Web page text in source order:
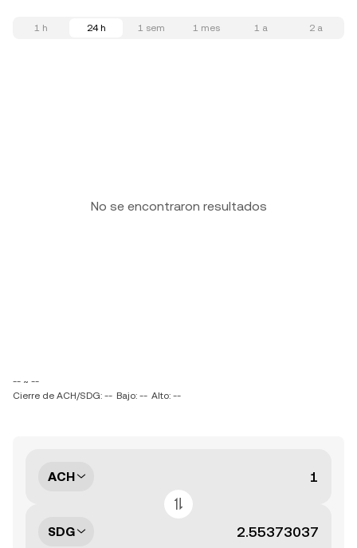
1 h 24 h 1 sem 1 mes 1 a 2 a
No se encontraron resultados
-- ~ --
Cierre de ACH/SDG: -- Bajo: -- Alto: --
ACH
SDG